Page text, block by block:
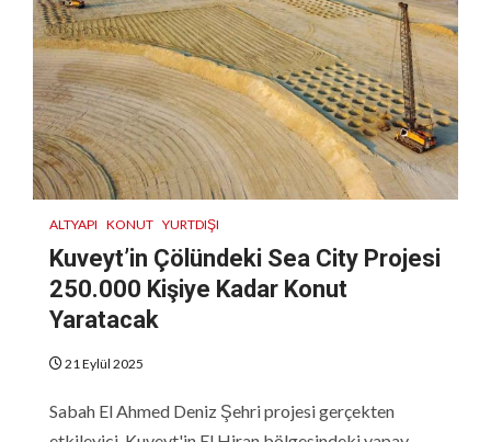
ALTYAPI KONUT YURTDIŞI
Kuveyt’in Çölündeki Sea City Projesi
250.000 Kişiye Kadar Konut
Yaratacak
21 Eylül 2025
Sabah El Ahmed Deniz Şehri projesi gerçekten